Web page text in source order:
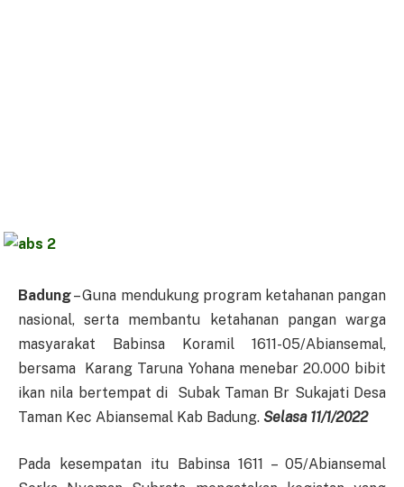
Badung– Guna mendukung program ketahanan pangan
nasional, serta membantu ketahanan pangan warga
masyarakat Babinsa Koramil 1611-05/Abiansemal,
bersama Karang Taruna Yohana menebar 20.000 bibit
ikan nila bertempat di Subak Taman Br Sukajati Desa
Taman Kec Abiansemal Kab Badung. Selasa 11/1/2022
Pada kesempatan itu Babinsa 1611 – 05/Abiansemal